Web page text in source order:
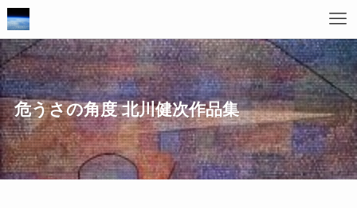
危うさの角度 北川健次作品集